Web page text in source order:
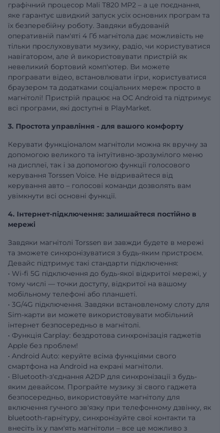
графічний процесор Mali T820 MP2 – а це поєднання,
яке гарантує швидкий запуск усіх основних програм та
їх безперебійну роботу. Завдяки вбудованій
оперативній пам'яті 4 Гб магнітола дає можливість не
тільки прослуховувати музику, радіо, чи користуватися
навігатором, але й використовувати пристрій як
невеликий бортовий комп'ютер. Ви можете
програвати відео, встановлювати ігри, користуватися
браузером та додатками соціальних мереж просто в
магнітолі! Пристрій працює на ОС Android та підтримує
всі програми, які доступні в PlayMarket.
3. Простота управління - для вашого комфорту
Керувати функціоналом магнітоли можна як вручну за
допомогою великого та інтуїтивно-зрозумілого меню
на дисплеї, так і за допомогою функції голосового
керування Torssen Voice. Не відривайтеся від
керування авто – голосові команди дозволять вам
увімкнути всі основні функції.
4. Інтернет-підключення: залишайтеся постійно в
мережі
Завдяки магнітолі Torssen ви завжди будете в мережі
та зможете синхронізуватися з будь-яким пристроєм.
Девайс підтримує такі стандарти підключення:
• Wi-fi 5G підключення до будь-якої відкритої мережі, у
тому числі — точки доступу, відкритої на вашому
мобільному телефоні або планшеті.
• 3G/4G підключення. Завдяки встановленому слоту для
Sim-карти ви можете використовувати мобільний
інтернет безпосередньо в магнітолі.
• Функція Carplay: бездротова синхронізація гаджетів
Apple без проблем!
• Android Auto: керуйте всіма функціями свого
смартфона на Android на екрані магнітоли.
• Bluetooth-з'єднання A2DP для синхронізації з будь-
яким девайсом. Програйте музику зі свого гаджета
безпосередньо, використовуйте магнітолу для
включення гучного зв'язку при телефонному дзвінку, як
bluetooth-гарнітуру, синхронізуйте свої контакти та
внесіть їх у пам'ять магнітоли – все це можливо з